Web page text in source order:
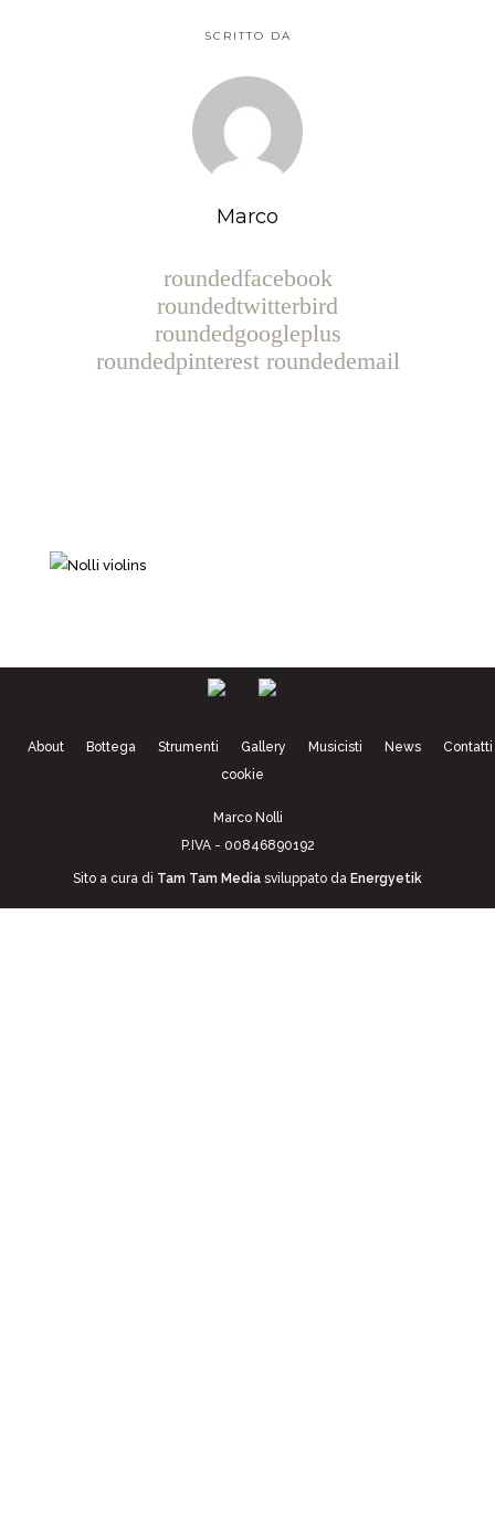
SCRITTO DA
Marco
roundedfacebook
roundedtwitterbird
roundedgoogleplus
roundedpinterest roundedemail
About Bottega Strumenti Gallery Musicisti News
Contatti
cookie
Marco Nolli
P.IVA - 00846890192
Sito a cura di Tam Tam Media sviluppato da Energyetik